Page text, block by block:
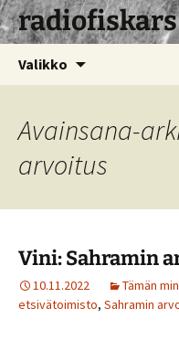
radiofiskars
Valikko
Avainsana-
arvoitus
Vini: Sahramin
10.11.2022 Tämän
etsivätoimisto, Sahramin